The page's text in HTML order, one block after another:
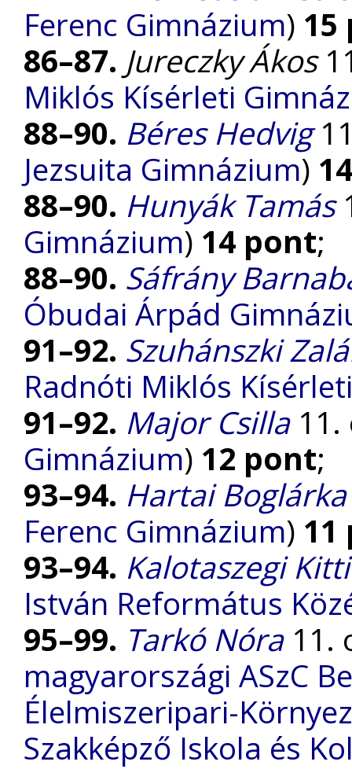
Ferenc Gimnázium) 15
86–87. Jureczky Ákos
Miklós Kísérleti
88–90. Béres Hedvig
Jezsuita Gimnázium)
88–90. Hunyák Tamás
Gimnázium) 14 pont;
88–90. Sáfrány
Óbudai Árpád
91–92. Szuhánszki
Radnóti Miklós
91–92. Major Csilla11.
Gimnázium) 12 pont;
93–94. Hartai Boglárka
Ferenc Gimnázium) 11
93–94. Kalotaszegi Kitti
István Református
95–99. Tarkó Nóra11.
magyarországi ASzC
Élelmiszeripari-
Szakképző Iskola és